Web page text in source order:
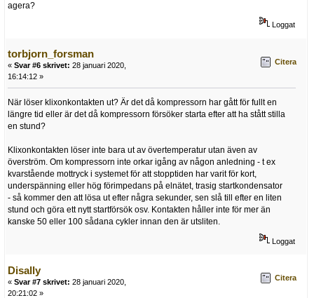
agera?
Loggat
torbjorn_forsman
« Svar #6 skrivet: 28 januari 2020,
16:14:12 »
Citera
När löser klixonkontakten ut? Är det då kompressorn har gått för fullt en
längre tid eller är det då kompressorn försöker starta efter att ha stått stilla
en stund?
Klixonkontakten löser inte bara ut av övertemperatur utan även av
överström. Om kompressorn inte orkar igång av någon anledning - t ex
kvarstående mottryck i systemet för att stopptiden har varit för kort,
underspänning eller hög förimpedans på elnätet, trasig startkondensator
- så kommer den att lösa ut efter några sekunder, sen slå till efter en liten
stund och göra ett nytt startförsök osv. Kontakten håller inte för mer än
kanske 50 eller 100 sådana cykler innan den är utsliten.
Loggat
Disally
« Svar #7 skrivet: 28 januari 2020,
20:21:02 »
Citera